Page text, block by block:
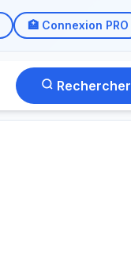
🏥 Connexion PRO
Rechercher